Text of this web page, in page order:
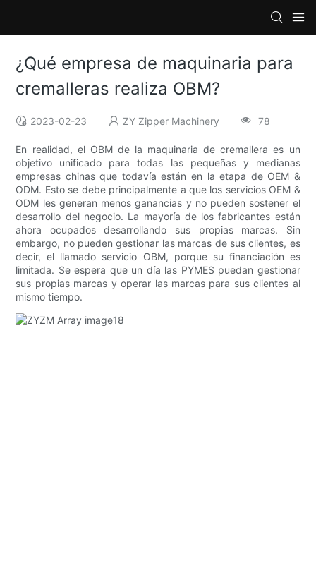
¿Qué empresa de maquinaria para
cremalleras realiza OBM?
2023-02-23 ZY Zipper Machinery 78
En realidad, el OBM de la maquinaria de cremallera es un
objetivo unificado para todas las pequeñas y medianas
empresas chinas que todavía están en la etapa de OEM &
ODM. Esto se debe principalmente a que los servicios OEM &
ODM les generan menos ganancias y no pueden sostener el
desarrollo del negocio. La mayoría de los fabricantes están
ahora ocupados desarrollando sus propias marcas. Sin
embargo, no pueden gestionar las marcas de sus clientes, es
decir, el llamado servicio OBM, porque su financiación es
limitada. Se espera que un día las PYMES puedan gestionar
sus propias marcas y operar las marcas para sus clientes al
mismo tiempo.